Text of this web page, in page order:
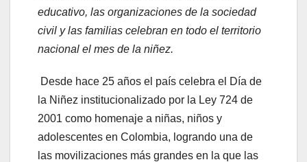
educativo, las organizaciones de la sociedad
civil y las familias celebran en todo el territorio
nacional el mes de la niñez.
Desde hace 25 años el país celebra el Día de
la Niñez institucionalizado por la Ley 724 de
2001 como homenaje a niñas, niños y
adolescentes en Colombia, logrando una de
las movilizaciones más grandes en la que las